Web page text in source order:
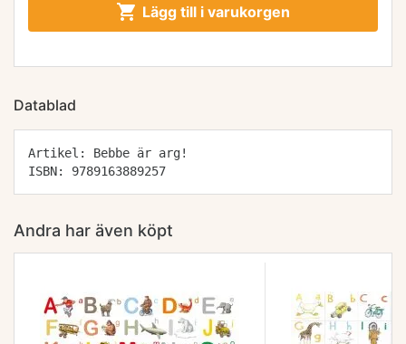
 Lägg till i varukorgen
Datablad
Artikel: Bebbe är arg!
ISBN: 9789163889257
Andra har även köpt